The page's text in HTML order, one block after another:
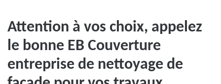
Attention à vos choix, appelez
le bonne EB Couverture
entreprise de nettoyage de